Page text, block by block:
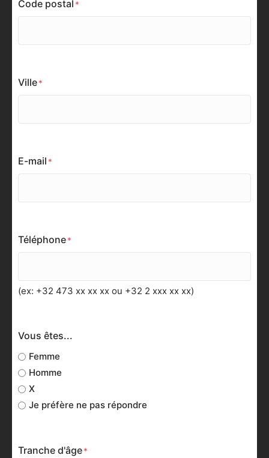
Code postal
Ville
E-mail
Téléphone
(ex: +32 473 xx xx xx ou +32 2 xxx xx xx)
Vous êtes...
Femme
Homme
X
Je préfère ne pas répondre
Tranche d'âge